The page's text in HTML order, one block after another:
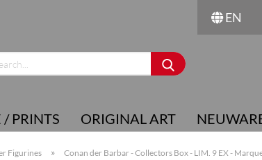
EN
Change language
PRINTS ORIGINAL ART
Figurines » Conan der Barbar - Collectors Box - LIM. 9 EX -